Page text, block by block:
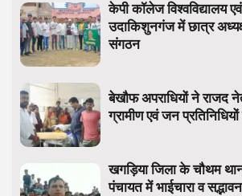
केपी कॉलेज विश्वविद्यालय
उदाकिशुनगंज में छात्र
संगठन
बेखौफ अपराधियों ने राजद
ग्रामीण एवं जन
खगड़िया जिला के चौथम
पंचायत में भाईचारा व